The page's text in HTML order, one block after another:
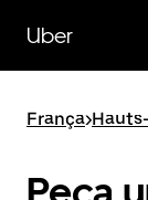
para
conteúdo
Uber
França>